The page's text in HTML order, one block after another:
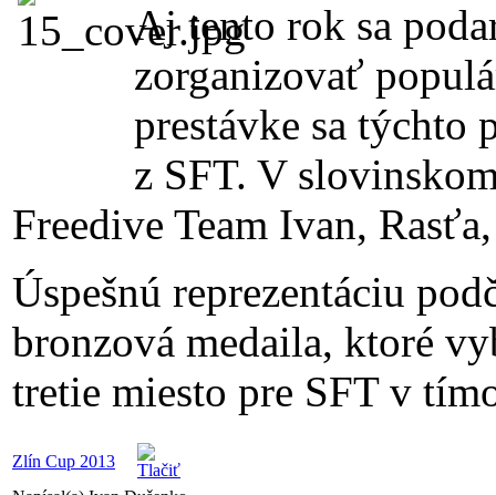
Aj tento rok sa
zorganizovať
prestávke sa týchto
z SFT. V
Freedive Team Ivan,
Úspešnú reprezentáciu
bronzová medaila, ktoré
tretie miesto pre SFT v
Zlín Cup 2013